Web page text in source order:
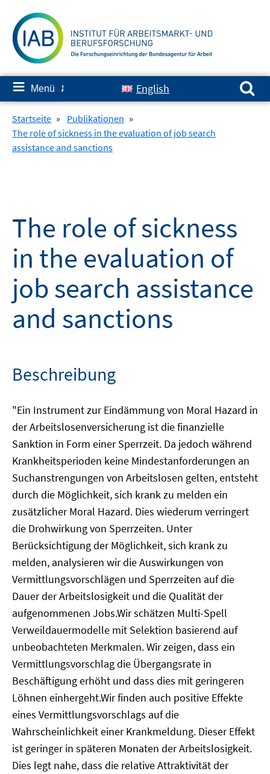
zum
Inhalt
≡ Menü ✘ English
Suchen nach:
Startseite » Publikationen »
The role of sickness in the evaluation of job search
assistance and sanctions
The role of sickness
in the evaluation of
job search assistance
and sanctions
Beschreibung
"Ein Instrument zur Eindämmung von Moral Hazard in
der Arbeitslosenversicherung ist die finanzielle
Sanktion in Form einer Sperrzeit. Da jedoch während
Krankheitsperioden keine Mindestanforderungen an
Suchanstrengungen von Arbeitslosen gelten, entsteht
durch die Möglichkeit, sich krank zu melden ein
zusätzlicher Moral Hazard. Dies wiederum verringert
die Drohwirkung von Sperrzeiten. Unter
Berücksichtigung der Möglichkeit, sich krank zu
melden, analysieren wir die Auswirkungen von
Vermittlungsvorschlägen und Sperrzeiten auf die
Dauer der Arbeitslosigkeit und die Qualität der
aufgenommenen Jobs.Wir schätzen Multi-Spell
Verweildauermodelle mit Selektion basierend auf
unbeobachteten Merkmalen. Wir zeigen, dass ein
Vermittlungsvorschlag die Übergangsrate in
Beschäftigung erhöht und dass dies mit geringeren
Löhnen einhergeht.Wir finden auch positive Effekte
eines Vermittlungsvorschlags auf die
Wahrscheinlichkeit einer Krankmeldung. Dieser Effekt
ist geringer in späteren Monaten der Arbeitslosigkeit.
Dies legt nahe, dass die relative Attraktivität der